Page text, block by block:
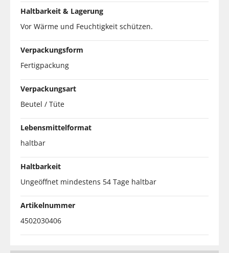
Haltbarkeit & Lagerung
Vor Wärme und Feuchtigkeit schützen.
Verpackungsform
Fertigpackung
Verpackungsart
Beutel / Tüte
Lebensmittelformat
haltbar
Haltbarkeit
Ungeöffnet mindestens 54 Tage haltbar
Artikelnummer
4502030406